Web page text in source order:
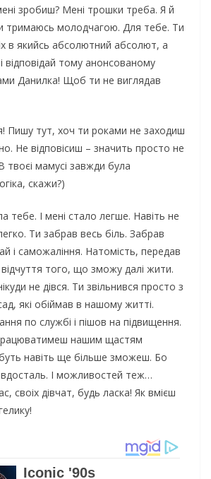
зробиш? Мені трошки треба. Я й
тримаюсь молодчагою. Для тебе. Ти
в якийсь абсолютний абсолют, а
відповідай тому анонсованому
Данилка! Щоб ти не виглядав
Пишу тут, хоч ти роками не заходиш
Не відповісиш – значить просто не
твоєі мамусі завжди була
скажи?)
тебе. І мені стало легше. Навіть не
Ти забрав весь біль. Забрав
і саможаління. Натомість, передав
того, що зможу далі жити.
не дівся. Ти звільнився просто з
які обіймав в нашому житті.
по службі і пішов на підвищення.
нашим щастям
навіть ще більше зможеш. Бо
І можливостей теж…
своіх дівчат, будь ласка! Як вмієш